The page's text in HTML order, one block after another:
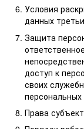
Условия
данных
Защита
доступ к
своих
Права